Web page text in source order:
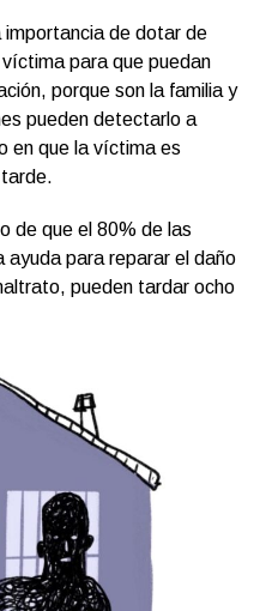
importancia de dotar de
para que puedan
porque son la familia y
pueden detectarlo a
en que la víctima es
de que el 80% de las
ayuda para reparar el daño
pueden tardar ocho